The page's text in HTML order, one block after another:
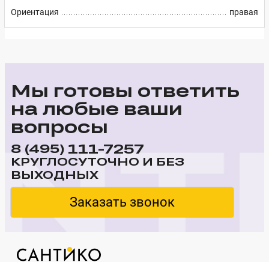
Ориентация
правая
Мы готовы ответить
на любые ваши
вопросы
8 (495) 111-7257
КРУГЛОСУТОЧНО И БЕЗ
ВЫХОДНЫХ
Заказать звонок